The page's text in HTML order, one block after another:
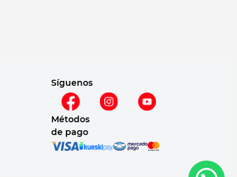
Síguenos
Métodos
de pago